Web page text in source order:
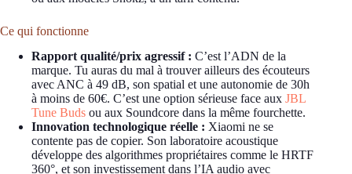
Ce qui fonctionne
Rapport qualité/prix agressif : C’est l’ADN de la
marque. Tu auras du mal à trouver ailleurs des écouteurs
avec ANC à 49 dB, son spatial et une autonomie de 30h
à moins de 60€. C’est une option sérieuse face aux JBL
Tune Buds ou aux Soundcore dans la même fourchette.
Innovation technologique réelle : Xiaomi ne se
contente pas de copier. Son laboratoire acoustique
développe des algorithmes propriétaires comme le HRTF
360°, et son investissement dans l’IA audio avec